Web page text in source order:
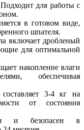
Подходит для работы с
в готовом виде,
шпателя.
включает дробленый
для оптимальной
накопление влаги
обеспечивая
составляет 3-4 кг на
от состояния
и безопасен в